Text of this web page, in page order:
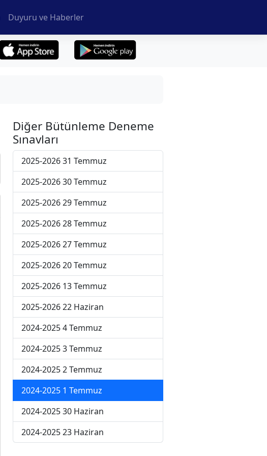
Duyuru ve Haberler
Diğer Bütünleme Deneme
Sınavları
2025-2026 31 Temmuz
2025-2026 30 Temmuz
2025-2026 29 Temmuz
2025-2026 28 Temmuz
2025-2026 27 Temmuz
2025-2026 20 Temmuz
2025-2026 13 Temmuz
2025-2026 22 Haziran
2024-2025 4 Temmuz
2024-2025 3 Temmuz
2024-2025 2 Temmuz
2024-2025 1 Temmuz
2024-2025 30 Haziran
2024-2025 23 Haziran